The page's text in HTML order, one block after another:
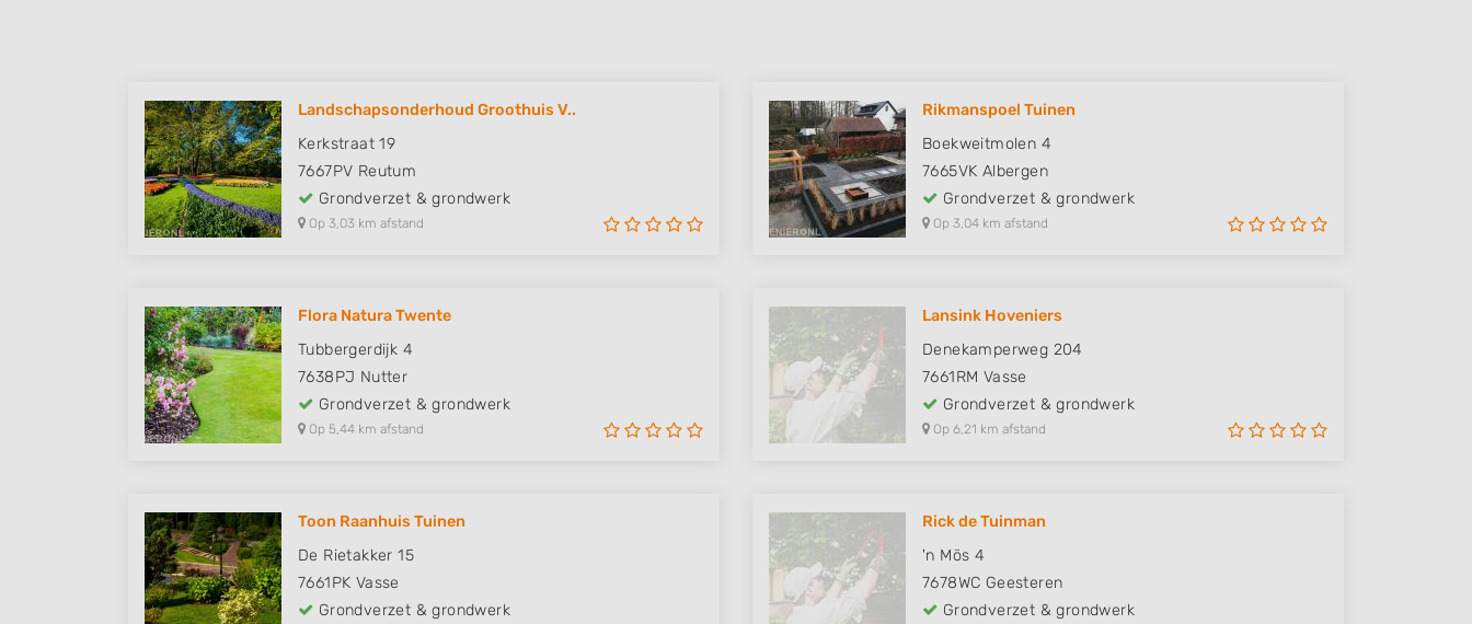
Landschapsonderhoud Groothuis V..
Kerkstraat 19
7667PV Reutum
Grondverzet & grondwerk
Op 3,03 km afstand
Rikmanspoel Tuinen
Boekweitmolen 4
7665VK Albergen
Grondverzet & grondwerk
Op 3,04 km afstand
Flora Natura Twente
Tubbergerdijk 4
7638PJ Nutter
Grondverzet & grondwerk
Op 5,44 km afstand
Lansink Hoveniers
Denekamperweg 204
7661RM Vasse
Grondverzet & grondwerk
Op 6,21 km afstand
Toon Raanhuis Tuinen
De Rietakker 15
7661PK Vasse
Grondverzet & grondwerk
Rick de Tuinman
'n Mös 4
7678WC Geesteren
Grondverzet & grondwerk